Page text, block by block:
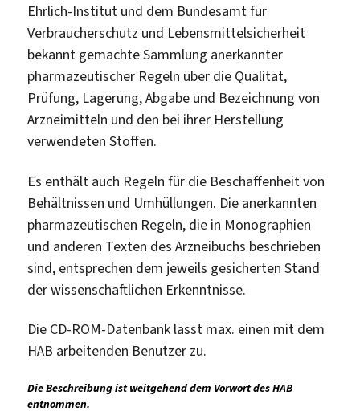
Ehrlich-Institut und dem Bundesamt für
Verbraucherschutz und Lebensmittelsicherheit
bekannt gemachte Sammlung anerkannter
pharmazeutischer Regeln über die Qualität,
Prüfung, Lagerung, Abgabe und Bezeichnung von
Arzneimitteln und den bei ihrer Herstellung
verwendeten Stoffen.
Es enthält auch Regeln für die Beschaffenheit von
Behältnissen und Umhüllungen. Die anerkannten
pharmazeutischen Regeln, die in Monographien
und anderen Texten des Arzneibuchs beschrieben
sind, entsprechen dem jeweils gesicherten Stand
der wissenschaftlichen Erkenntnisse.
Die CD-ROM-Datenbank lässt max. einen mit dem
HAB arbeitenden Benutzer zu.
Die Beschreibung ist weitgehend dem Vorwort des HAB
entnommen.